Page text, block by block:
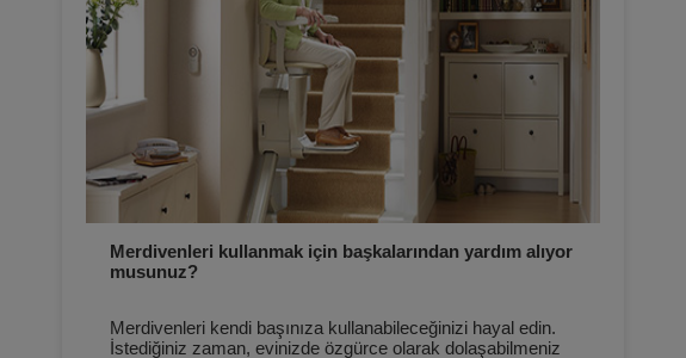
Merdivenleri kullanmak için başkalarından yardım alıyor
musunuz?
Merdivenleri kendi başınıza kullanabileceğinizi hayal edin.
İstediğiniz zaman, evinizde özgürce olarak dolaşabilmeniz